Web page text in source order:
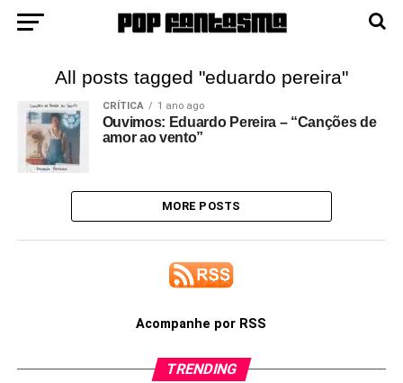
All posts tagged "eduardo pereira"
CRÍTICA 1 ano ago
Ouvimos: Eduardo Pereira – “Canções de
amor ao vento”
MORE POSTS
Acompanhe por RSS
TRENDING